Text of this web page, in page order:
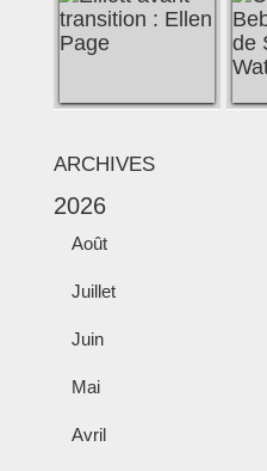
ARCHIVES
2026
Août
Juillet
Juin
Mai
Avril